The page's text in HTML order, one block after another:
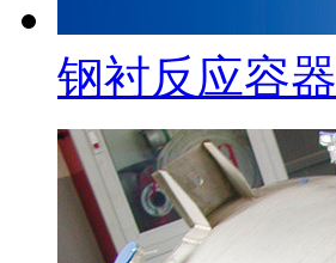
钢衬反应容器